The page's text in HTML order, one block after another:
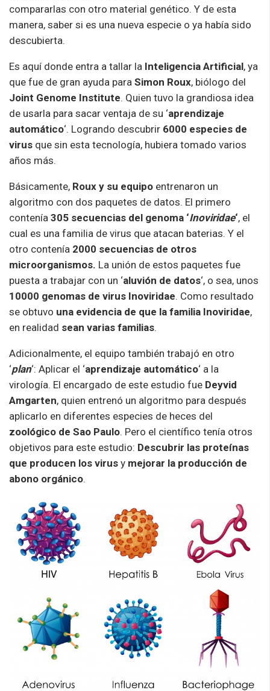
compararlas con otro material genético. Y de esta
manera, saber si es una nueva especie o ya había sido
descubierta.
Es aquí donde entra a tallar la Inteligencia Artificial, ya
que fue de gran ayuda para Simon Roux, biólogo del
Joint Genome Institute. Quien tuvo la grandiosa idea
de usarla para sacar ventaja de su ‘aprendizaje
automático‘. Logrando descubrir 6000 especies de
virus que sin esta tecnología, hubiera tomado varios
años más.
Básicamente, Roux y su equipo entrenaron un
algoritmo con dos paquetes de datos. El primero
contenía 305 secuencias del genoma ‘Inoviridae‘, el
cual es una familia de virus que atacan baterias. Y el
otro contenía 2000 secuencias de otros
microorganismos. La unión de estos paquetes fue
puesta a trabajar con un ‘aluvión de datos‘, o sea, unos
10000 genomas de virus Inoviridae. Como resultado
se obtuvo una evidencia de que la familia Inoviridae,
en realidad sean varias familias.
Adicionalmente, el equipo también trabajó en otro
‘plan‘: Aplicar el ‘aprendizaje automático‘ a la
virología. El encargado de este estudio fue Deyvid
Amgarten, quien entrenó un algoritmo para después
aplicarlo en diferentes especies de heces del
zoológico de Sao Paulo. Pero el científico tenía otros
objetivos para este estudio: Descubrir las proteínas
que producen los virus y mejorar la producción de
abono orgánico.